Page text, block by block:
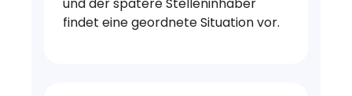
findet eine geordnete Situation vor.